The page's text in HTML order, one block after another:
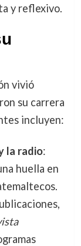
y reflexivo.
vivió
su carrera
incluyen:
la radio:
huella en